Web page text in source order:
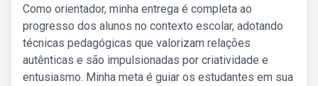
Como orientador, minha entrega é completa ao
progresso dos alunos no contexto escolar, adotando
técnicas pedagógicas que valorizam relações
autênticas e são impulsionadas por criatividade e
entusiasmo. Minha meta é guiar os estudantes em sua